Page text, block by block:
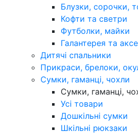
Блузки, сорочки,
Кофти та светри
Футболки, майки
Галантерея та
Дитячі спальники
Прикраси, брелоки,
Сумки, гаманці, чохли
Сумки, гаманці,
Усі товари
Дошкільні сумки
Шкільні рюкзаки